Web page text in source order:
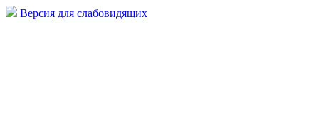
Версия для слабовидящих